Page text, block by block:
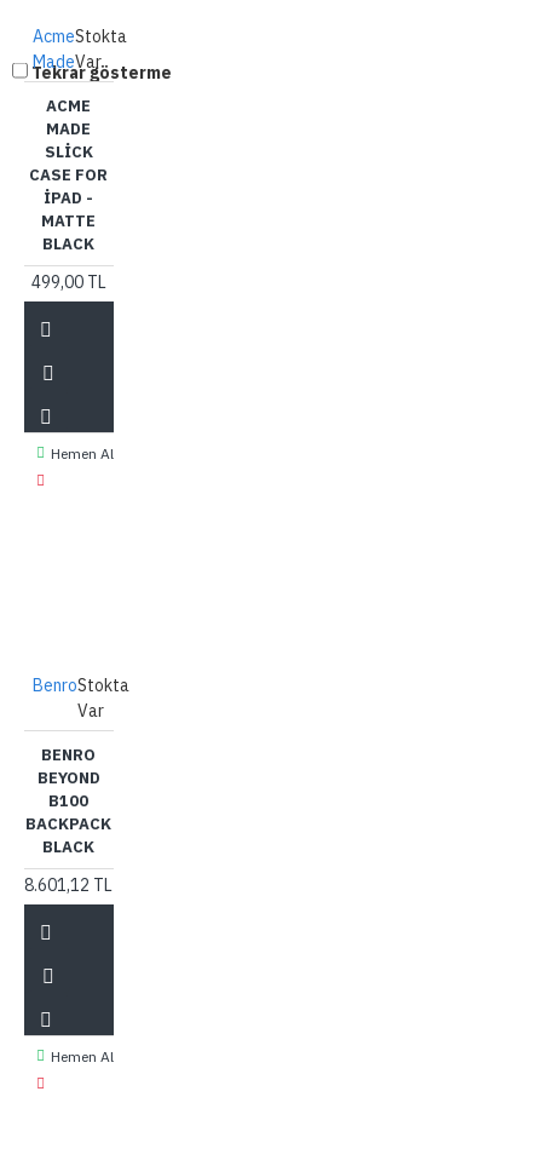
Tekrar gösterme
Acme
Made
Stokta
Var
ACME
MADE
SLICK
CASE FOR
IPAD -
MATTE
BLACK
499,00 TL
Hemen Al
BenroStokta
Var
BENRO
BEYOND
B100
BACKPACK
BLACK
8.601,12 TL
Hemen Al